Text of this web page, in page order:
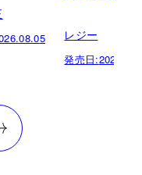
レジー
発売日: